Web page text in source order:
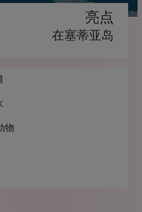
亮点
在塞蒂亚岛
物